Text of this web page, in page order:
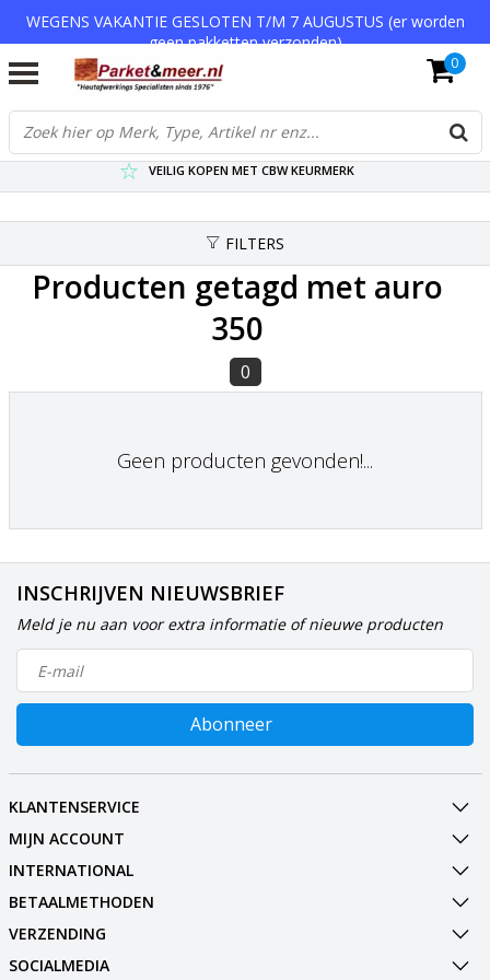
WEGENS VAKANTIE GESLOTEN T/M 7 AUGUSTUS (er worden
geen pakketten verzonden)
VERZENDKOSTEN € 7,95 (GRATIS VA €75,-)
SCHERPSTE PRIJZEN TOT WEL 75% KORTING !
VEILIG KOPEN MET CBW KEURMERK
0
FILTERS
Producten getagd met auro
350
0
Geen producten gevonden!...
INSCHRIJVEN NIEUWSBRIEF
Meld je nu aan voor extra informatie of nieuwe producten
Abonneer
KLANTENSERVICE
MIJN ACCOUNT
INTERNATIONAL
BETAALMETHODEN
VERZENDING
SOCIALMEDIA